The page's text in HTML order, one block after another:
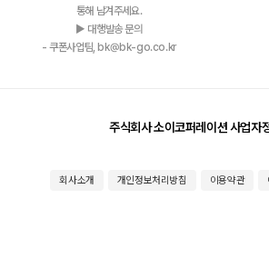
통해 남겨주세요.
▶ 대행발송 문의
- 쿠폰사업팀, bk@bk-go.co.kr
주식회사 소이코퍼레이션 사업자
회사소개 개인정보처리방침 이용약관